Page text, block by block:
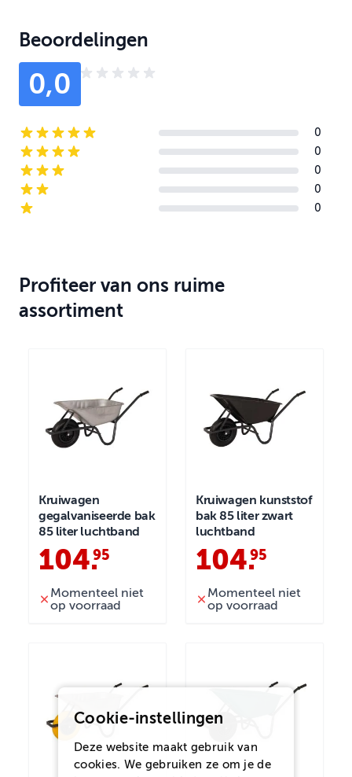
Beoordelingen
0,0
5-star reviews
0
4-star reviews
0
3-star reviews
0
2-star reviews
0
1-star reviews
0
Profiteer van ons ruime
assortiment
Kruiwagen
gegalvaniseerde bak
85 liter luchtband
104.
95
Momenteel niet
op voorraad
Kruiwagen kunststof
bak 85 liter zwart
luchtband
104.
95
Momenteel niet
op voorraad
Cookie-instellingen
Deze website maakt gebruik van
cookies. We gebruiken ze om je de